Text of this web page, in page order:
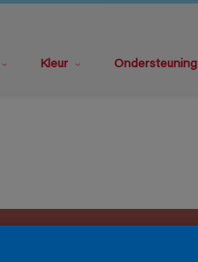
Kleur Ondersteuning